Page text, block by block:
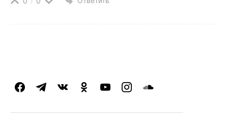
facebooktelegramvkontakteodnoklassniki
youtubeinstagramsoundcloud